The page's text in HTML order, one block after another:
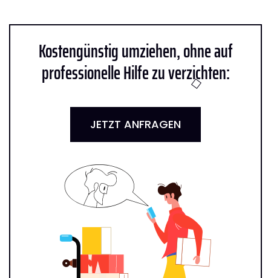
Kostengünstig umziehen, ohne auf
professionelle Hilfe zu verzichten:
JETZT ANFRAGEN